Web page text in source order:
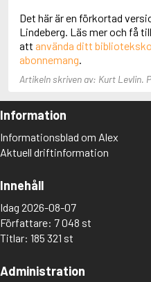
Det här är en förkortad
Lindeberg. Läs mer och få
att använda ditt
abonnemang
Artikeln skriven av: Kurt Levlin.
Information
Informationsblad om Alex
Aktuell driftinformation
Innehåll
Idag 2026-08-07
Författare: 7 048 st
Titlar: 185 321 st
Administration